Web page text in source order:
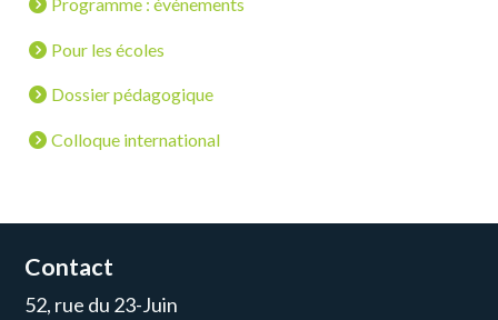
Programme : événements
Pour les écoles
Dossier pédagogique
Colloque international
Contact
52, rue du 23-Juin